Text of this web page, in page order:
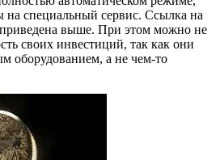
на специальный сервис. Ссылка на
приведена выше. При этом можно не
своих инвестиций, так как они
оборудованием, а не чем-то